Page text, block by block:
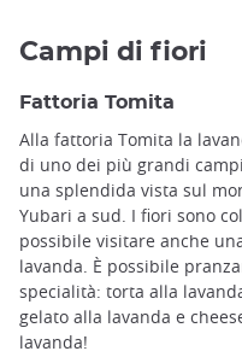
Campi di fiori
Fattoria Tomita
Alla fattoria Tomita la
di uno dei più grandi
una splendida vista sul
Yubari a sud. I fiori sono
possibile visitare anche
lavanda. È possibile
specialità: torta alla
gelato alla lavanda e
lavanda!